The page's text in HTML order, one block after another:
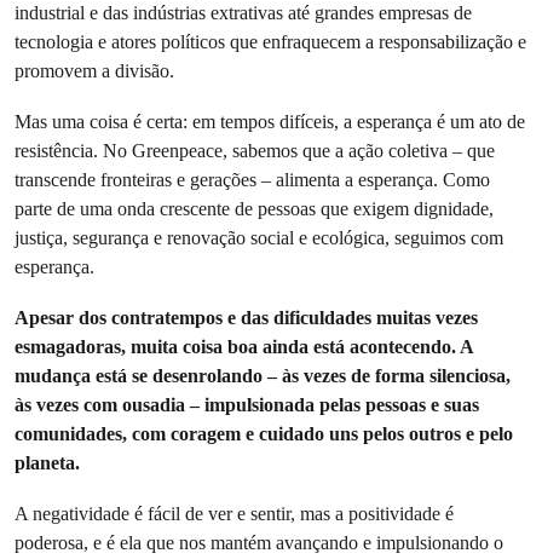
industrial e das indústrias extrativas até grandes empresas de
tecnologia e atores políticos que enfraquecem a responsabilização e
promovem a divisão.
Mas uma coisa é certa: em tempos difíceis, a esperança é um ato de
resistência. No Greenpeace, sabemos que a ação coletiva – que
transcende fronteiras e gerações – alimenta a esperança. Como
parte de uma onda crescente de pessoas que exigem dignidade,
justiça, segurança e renovação social e ecológica, seguimos com
esperança.
Apesar dos contratempos e das dificuldades muitas vezes
esmagadoras, muita coisa boa ainda está acontecendo. A
mudança está se desenrolando – às vezes de forma silenciosa,
às vezes com ousadia – impulsionada pelas pessoas e suas
comunidades, com coragem e cuidado uns pelos outros e pelo
planeta.
A negatividade é fácil de ver e sentir, mas a positividade é
poderosa, e é ela que nos mantém avançando e impulsionando o